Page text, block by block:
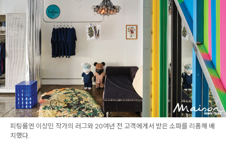
피팅룸엔 이상민 작가의 러그와 20여년 전 고객에게서 받은 소파를 리폼해 배
치했다.